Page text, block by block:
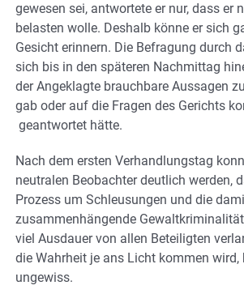
gewesen sei, antwortete er nur, dass er
belasten wolle. Deshalb könne er sich
Gesicht erinnern. Die Befragung durch
sich bis in den späteren Nachmittag
der Angeklagte brauchbare Aussagen
gab oder auf die Fragen des Gerichts
geantwortet hätte.
Nach dem ersten Verhandlungstag
neutralen Beobachter deutlich werden,
Prozess um Schleusungen und die
zusammenhängende
viel Ausdauer von allen Beteiligten
die Wahrheit je ans Licht kommen wird,
ungewiss.